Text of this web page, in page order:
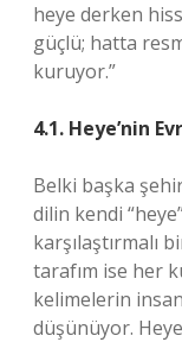
heye derken
güçlü; hatta
kuruyor.”
4.1. Heye’nin
Belki başka
dilin kendi
karşılaştırmalı
tarafım ise her
kelimelerin
düşünüyor.